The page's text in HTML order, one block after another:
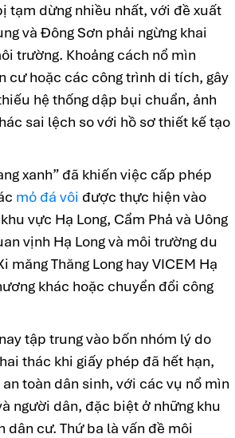
tạm dừng nhiều nhất, với đề xuất
và Đông Sơn phải ngừng khai
trường. Khoảng cách nổ mìn
cư hoặc các công trình di tích, gây
hệ thống dập bụi chuẩn, ảnh
sai lệch so với hồ sơ thiết kế tạo
xanh” đã khiến việc cấp phép
mỏ đá vôi được thực hiện vào
vực Hạ Long, Cẩm Phả và Uông
vịnh Hạ Long và môi trường du
Thăng Long hay VICEM Hạ
khác hoặc chuyển đổi công
tập trung vào bốn nhóm lý do
thác khi giấy phép đã hết hạn,
toàn dân sinh, với các vụ nổ mìn
người dân, đặc biệt ở những khu
cư. Thứ ba là vấn đề môi